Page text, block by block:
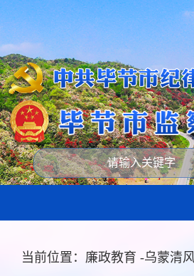
当前位置： 廉政教育 -乌蒙清